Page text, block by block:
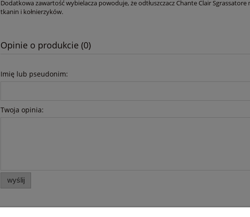
Dodatkowa zawartość wybielacza powoduje, że odtłuszczacz Chante Clair
tkanin i kołnierzyków.
Opinie o produkcie (0)
Imię lub pseudonim:
Twoja opinia:
wyślij